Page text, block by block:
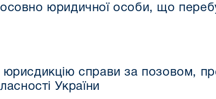
юридичної особи, що
справи за позовом,
України